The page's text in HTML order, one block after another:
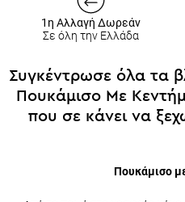
1η Αλλαγή Δωρεάν
Συγκέντρωσε όλα τα
Πουκάμισο Με
που σε κάνει να